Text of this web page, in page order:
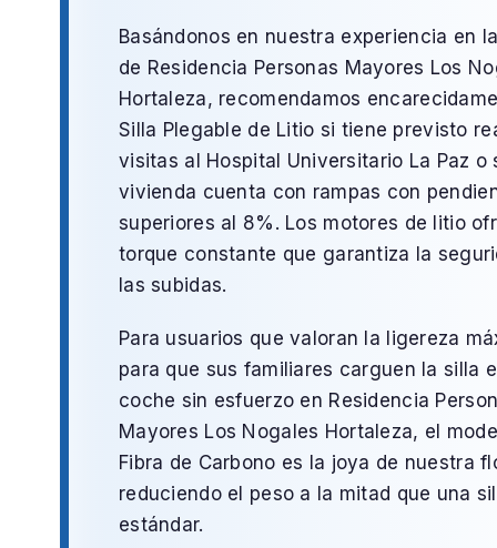
Basándonos en nuestra experiencia en
de Residencia Personas Mayores Los
Hortaleza, recomendamos
Silla Plegable de Litio si tiene previsto
visitas al Hospital Universitario La Paz o
vivienda cuenta con rampas con
superiores al 8%. Los motores de litio
torque constante que garantiza la
las subidas.
Para usuarios que valoran la ligereza
para que sus familiares carguen la silla
coche sin esfuerzo en Residencia
Mayores Los Nogales Hortaleza, el
Fibra de Carbono es la joya de nuestra
reduciendo el peso a la mitad que una
estándar.